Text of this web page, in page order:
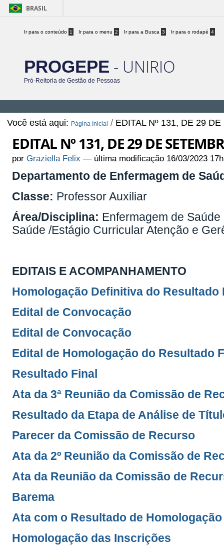
BRASIL
Ir para o conteúdo 1 Ir para o menu 2 Ir para a Busca 3 Ir para o rodapé 4
PROGEPE - UNIRIO
Pró-Reitoria de Gestão de Pessoas
Você está aqui: Página Inicial / EDITAL Nº 131, DE 29
EDITAL Nº 131, DE 29 DE
porGraziella Felix — última modificação 16/03/2023
Departamento de Enfermagem de
Classe: Professor Auxiliar
Área/Disciplina: Enfermagem de
Saúde /Estágio Curricular Atenção e
EDITAIS E ACOMPANHAMENTO
Homologação Definitiva do Resultado
Edital de Convocação
Edital de Convocação
Edital de Homologação do Resultado
Resultado Final
Ata da 3ª Reunião da Comissão de
Resultado da Etapa de Análise de
Parecer da Comissão de Recurso
Ata da 2º Reunião da Comissão de
Ata da Reunião da Comissão de
Barema
Ata com o Resultado de
Homologação das Inscrições